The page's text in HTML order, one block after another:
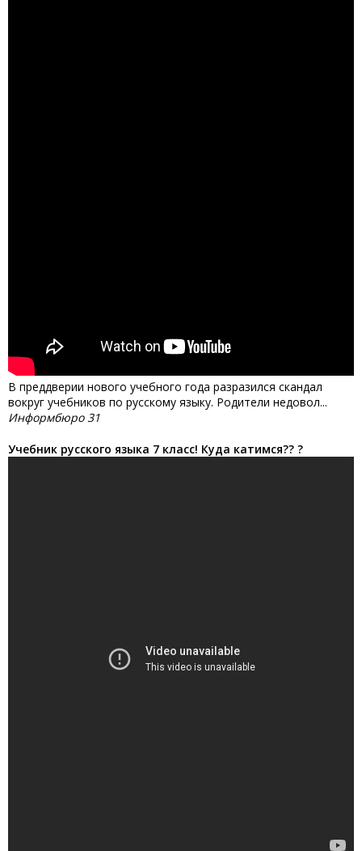
В преддверии нового учебного года разразился скандал
вокруг учебников по русскому языку. Родители недовол...
Информбюро 31
Учебник русского языка 7 класс! Куда катимся?? ?